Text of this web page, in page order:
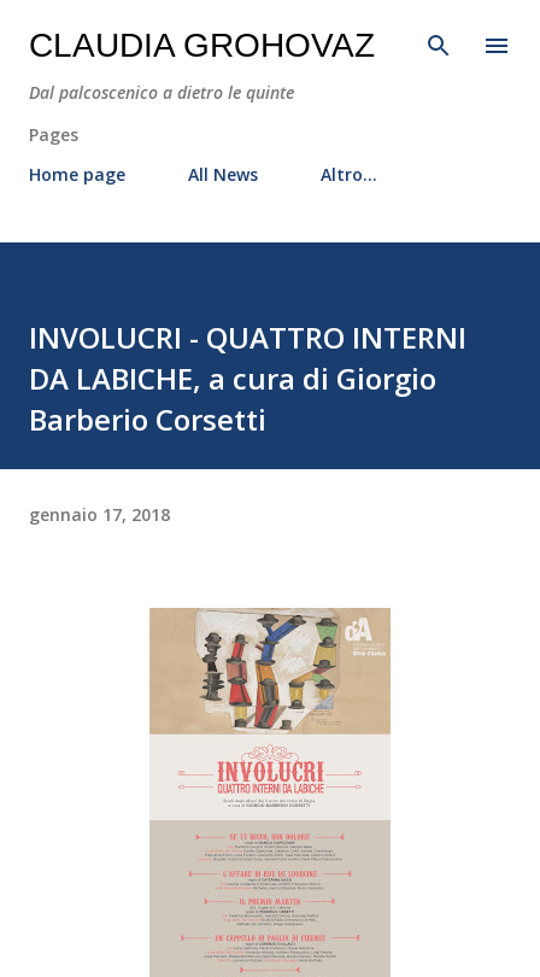
Passa ai contenuti principali
CLAUDIA GROHOVAZ
Dal palcoscenico a dietro le quinte
Pages
Home page
All News Altro…
INVOLUCRI - QUATTRO INTERNI
DA LABICHE, a cura di Giorgio
Barberio Corsetti
gennaio 17, 2018